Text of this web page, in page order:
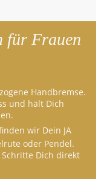
für Frauen
Handbremse.
und hält Dich
wir Dein JA
oder Pendel.
Dich direkt